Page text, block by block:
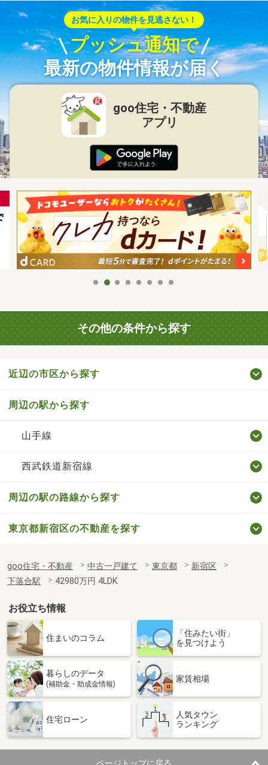
お気に入りの物件を見逃さない！
プッシュ通知で
最新の物件情報が届く
goo住宅・不動産
アプリ
その他の条件から探す
近辺の市区から探す
周辺の駅から探す
山手線
西武鉄道新宿線
周辺の駅の路線から探す
東京都新宿区の不動産を探す
goo住宅・不動産 中古一戸建て 東京都
新宿区
下落合駅
42980万円 4LDK
お役立ち情報
住まいのコラム
「住みたい街」
を見つけよう
暮らしのデータ
(補助金・助成金情報)
家賃相場
住宅ローン
人気タウン
ランキング